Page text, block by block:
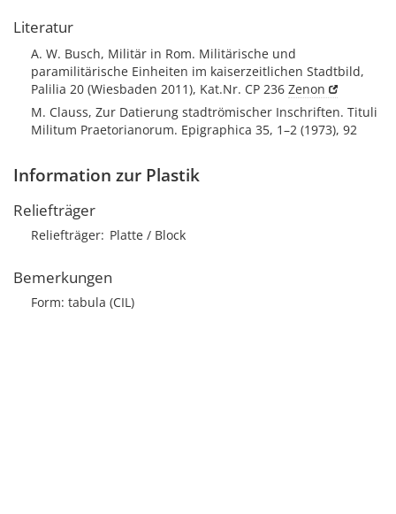
Literatur
A. W. Busch, Militär in Rom. Militärische und
paramilitärische Einheiten im kaiserzeitlichen Stadtbild,
Palilia 20 (Wiesbaden 2011), Kat.Nr. CP 236 Zenon
M. Clauss, Zur Datierung stadtrömischer Inschriften. Tituli
Militum Praetorianorum. Epigraphica 35, 1–2 (1973), 92
Information zur Plastik
Reliefträger
Reliefträger Platte / Block
Bemerkungen
Form: tabula (CIL)